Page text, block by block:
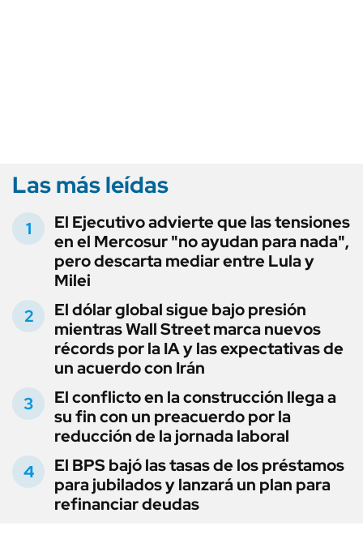
Las más leídas
El Ejecutivo advierte que las tensiones
en el Mercosur "no ayudan para nada",
pero descarta mediar entre Lula y
Milei
El dólar global sigue bajo presión
mientras Wall Street marca nuevos
récords por la IA y las expectativas de
un acuerdo con Irán
El conflicto en la construcción llega a
su fin con un preacuerdo por la
reducción de la jornada laboral
El BPS bajó las tasas de los préstamos
para jubilados y lanzará un plan para
refinanciar deudas